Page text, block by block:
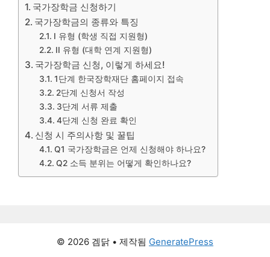
국가장학금 신청하기
국가장학금의 종류와 특징
I 유형 (학생 직접 지원형)
II 유형 (대학 연계 지원형)
국가장학금 신청, 이렇게 하세요!
1단계 한국장학재단 홈페이지 접속
2단계 신청서 작성
3단계 서류 제출
4단계 신청 완료 확인
신청 시 주의사항 및 꿀팁
Q1 국가장학금은 언제 신청해야 하나요?
Q2 소득 분위는 어떻게 확인하나요?
© 2026 겜닭 • 제작됨 GeneratePress